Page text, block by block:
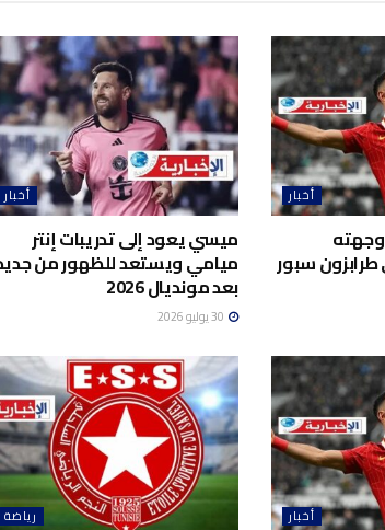
أخبار
سبور
أخبار
ميسي يعود إلى تدريبات إنتر
ميامي ويستعد للظهور من
بعد مونديال 2026
أخبار رياضة